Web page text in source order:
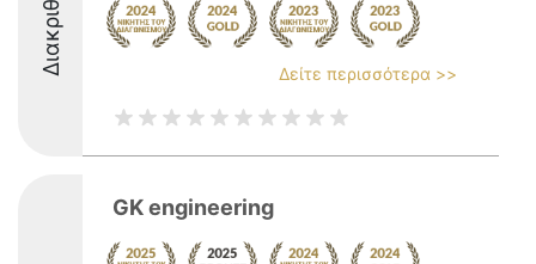
Δείτε περισσότερα >>
GK engineering